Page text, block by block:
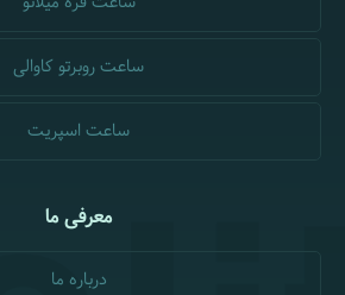
ساعت روبرتو کاوالی
ساعت اسپریت
معرفی ما
درباره ما